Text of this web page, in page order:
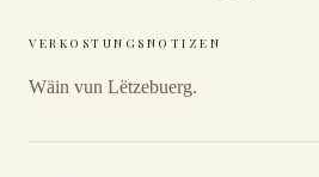
VERKOSTUNGSNOTIZEN
Wäin vun Lëtzebuerg.